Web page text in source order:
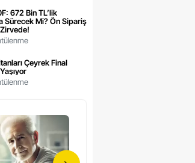
672 Bin TL’lik
Sürecek Mi? Ön Sipariş
Çeyrek Final